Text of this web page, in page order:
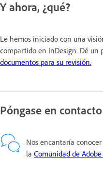
Y ahora, ¿qué?
Le hemos iniciado con una
compartido en InDesign. Dé un
documentos para su revisión.
Póngase en
Nos encantaría
la Comunidad de